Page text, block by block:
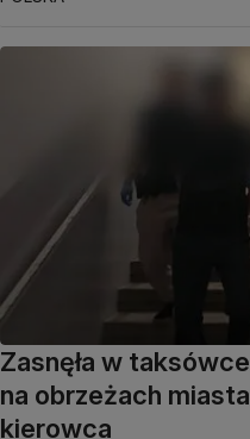
Zasnęła w
na obrzeżach
kierowca